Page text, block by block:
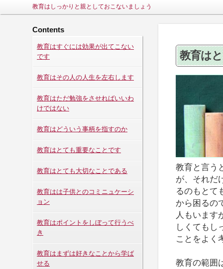
教育はしっかりと親としておこないましょう
Contents
教育はすぐには効果が出てこない
です
教育はその人の人生を左右します
教育はただ勉強をさせればいいわ
けではない
教育はどういう事柄を指すのか
教育はとても重要なことです
教育はとても大切なことである
教育はは子供とのコミニュケーシ
ョン
教育はポイントをしぼって行うべ
き
教育はまずは好きなことから学ば
せる
教育は
教育と言う
が、それだ
るのもとて
から困るの
人もいます
しくてもし
ことをよく
教育の範囲